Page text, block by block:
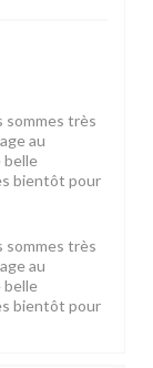
sommes très
au
belle
bientôt pour
sommes très
au
belle
bientôt pour